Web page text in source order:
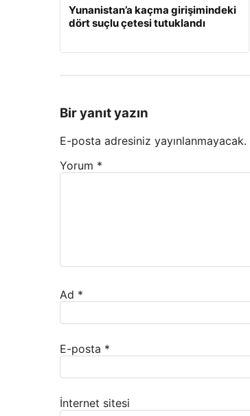
Yunanistan’a kaçma girişimindeki
dört suçlu çetesi tutuklandı
Bir yanıt yazın
E-posta adresiniz yayınlanmayacak.
Yorum *
Ad *
E-posta *
İnternet sitesi